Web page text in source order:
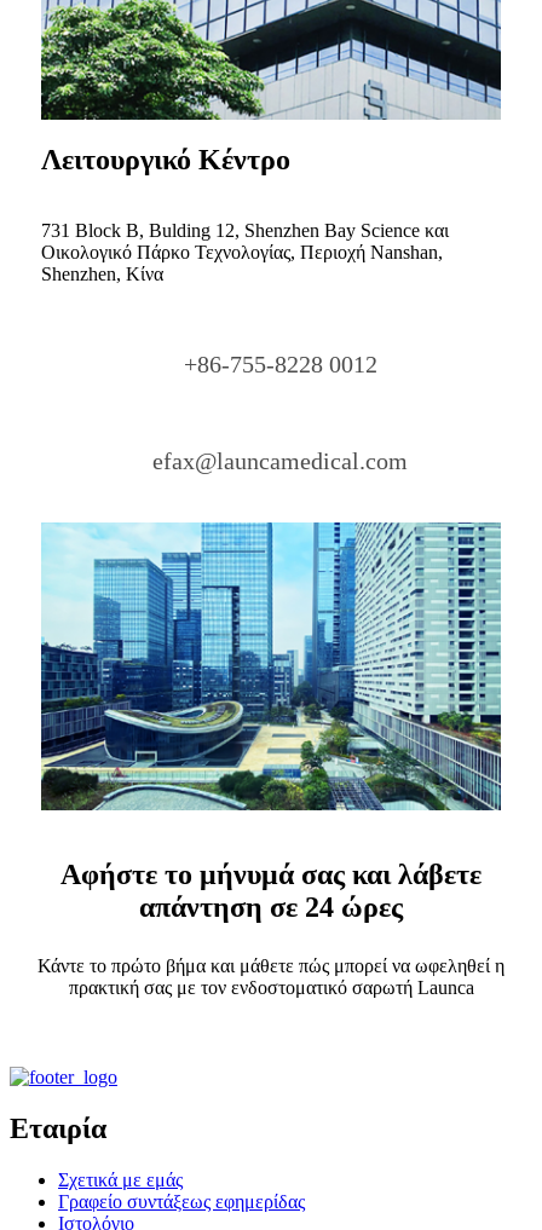
Λειτουργικό Κέντρο
731 Block B, Bulding 12, Shenzhen Bay Science και
Οικολογικό Πάρκο Τεχνολογίας, Περιοχή Nanshan,
Shenzhen, Κίνα
+86-755-8228 0012
efax@launcamedical.com
Αφήστε το μήνυμά σας και λάβετε
απάντηση σε 24 ώρες
Κάντε το πρώτο βήμα και μάθετε πώς μπορεί να ωφεληθεί η
πρακτική σας με τον ενδοστοματικό σαρωτή Launca
Εταιρία
Σχετικά με εμάς
Γραφείο συντάξεως εφημερίδας
Ιστολόγιο